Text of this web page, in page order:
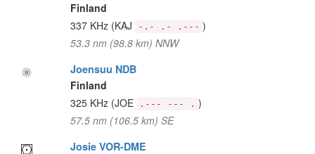
Finland
337 KHz (KAJ -.- .- .--- )
53.3 nm (98.8 km) NNW
Joensuu NDB
Finland
325 KHz (JOE .--- --- . )
57.5 nm (106.5 km) SE
Josie VOR-DME